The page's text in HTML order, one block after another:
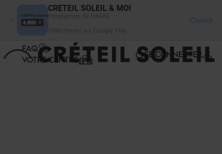
CRETEIL SOLEIL & MOI
Ouvrir
FAQ
VOTRE CENTRE
SE CONNECTER
Panneau de gestion des cookies